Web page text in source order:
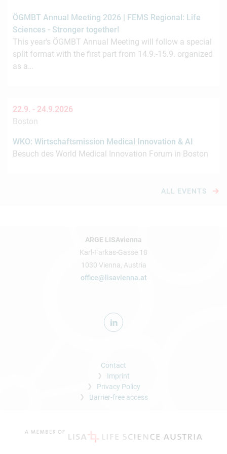
ÖGMBT Annual Meeting 2026 | FEMS Regional: Life
Sciences - Stronger together!
This year's ÖGMBT Annual Meeting will follow a special
split format with the first part from 14.9.-15.9. organized
as a…
22.9. - 24.9.2026
Boston
WKO: Wirtschaftsmission Medical Innovation & AI
Besuch des World Medical Innovation Forum in Boston
ALL EVENTS
ARGE LISAvienna
Karl-Farkas-Gasse 18
1030 Vienna, Austria
office@lisavienna.at
Contact
Imprint
Privacy Policy
Barrier-free access